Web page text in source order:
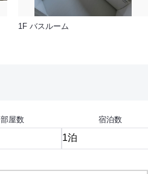
1F バスルーム
部屋数 宿泊数